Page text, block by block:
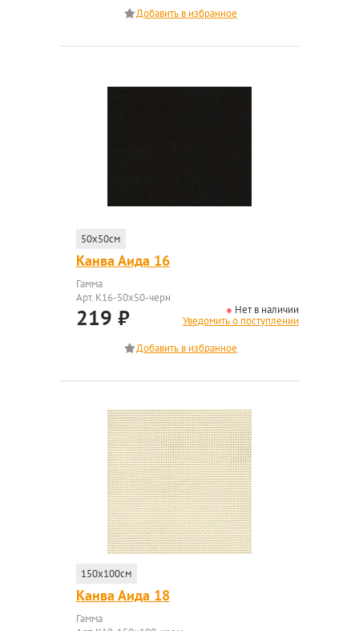
50x50см
Канва Аида 16
Гамма
Арт. K16-50x50-черн
219 ₽
Нет в наличии
Уведомить о поступлении
150x100см
Канва Аида 18
Гамма